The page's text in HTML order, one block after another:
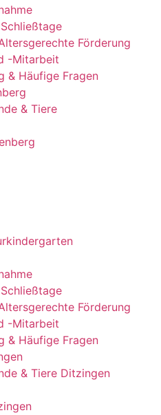
Förderung
-Mitarbeit
& Häufige Fragen
& Tiere
Förderung
-Mitarbeit
& Häufige Fragen
& Tiere Ditzingen